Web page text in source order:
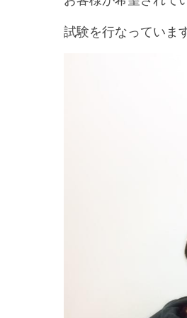
試験を行なっていま